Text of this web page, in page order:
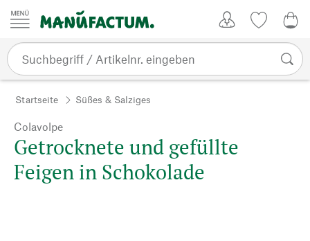
Zum Inhalt springen
Startseite Süßes & Salziges
Colavolpe
Getrocknete und gefüllte
Feigen in Schokolade